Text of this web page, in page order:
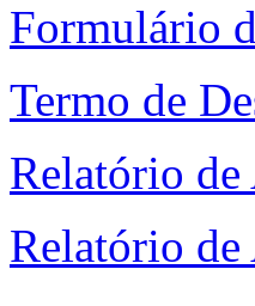
Formulário
Termo de
Relatório
Relatório